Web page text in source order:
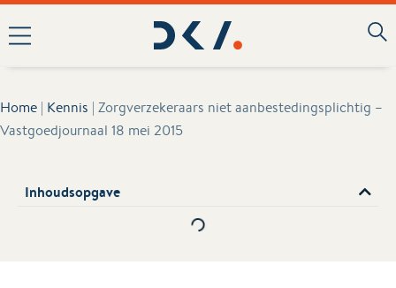
Home | Kennis | Zorgverzekeraars niet aanbestedingsplichtig –
Vastgoedjournaal 18 mei 2015
Inhoudsopgave